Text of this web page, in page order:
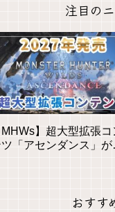
注目の
MHWs】超大型拡張コ
ツ「アセンダンス」が
おすす